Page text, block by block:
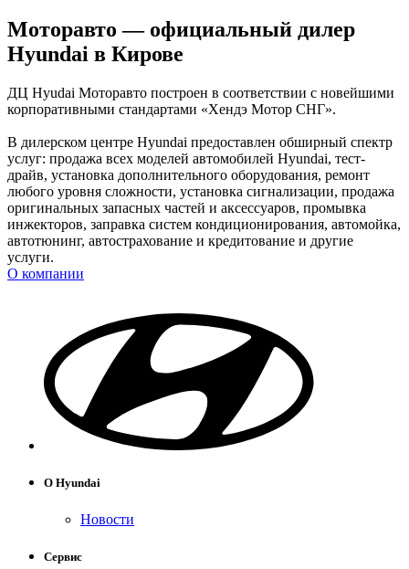
Моторавто — официальный дилер
Hyundai в Кирове
ДЦ Hyudai Моторавто построен в соответствии с новейшими
корпоративными стандартами «Хендэ Мотор СНГ».
В дилерском центре Hyundai предоставлен обширный спектр
услуг: продажа всех моделей автомобилей Hyundai, тест-
драйв, установка дополнительного оборудования, ремонт
любого уровня сложности, установка сигнализации, продажа
оригинальных запасных частей и аксессуаров, промывка
инжекторов, заправка систем кондиционирования, автомойка,
автотюнинг, автострахование и кредитование и другие
услуги.
О компании
О Hyundai
Новости
Сервис